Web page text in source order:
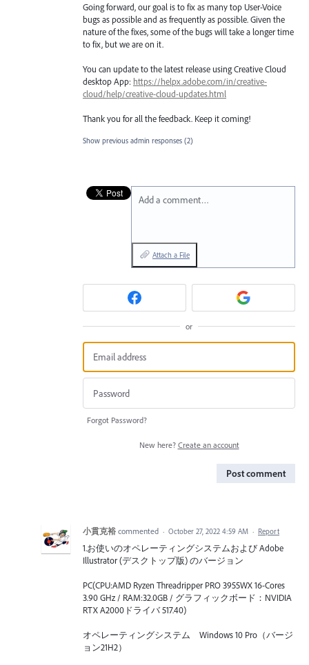
Going forward, our goal is to fix as many top User-Voice
bugs as possible and as frequently as possible. Given the
nature of the fixes, some of the bugs will take a longer time
to fix, but we are on it.
You can update to the latest release using Creative Cloud
desktop App: https://helpx.adobe.com/in/creative-
cloud/help/creative-cloud-updates.html
Thank you for all the feedback. Keep it coming!
Show previous admin responses (2)
Add a comment…
Attach a File
or
Forgot Password?
New here? Create an account
Post comment
小貫克裕 commented · October 27, 2022 4:59 AM · Report
1.お使いのオペレーティングシステムおよび Adobe
Illustrator (デスクトップ版) のバージョン
PC(CPU:AMD Ryzen Threadripper PRO 3955WX 16-Cores
3.90 GHz / RAM:32.0GB / グラフィックボード：NVIDIA
RTX A2000ドライバ 517.40)
オペレーティングシステム Windows 10 Pro（バージ
ョン21H2）